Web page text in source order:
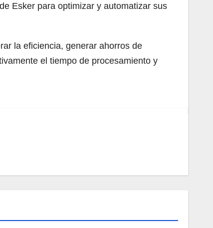
Esker para optimizar y automatizar sus
la eficiencia, generar ahorros de
el tiempo de procesamiento y